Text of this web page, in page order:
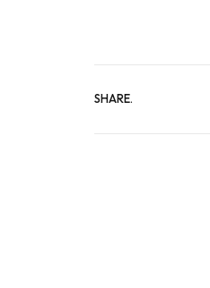
SHARE.